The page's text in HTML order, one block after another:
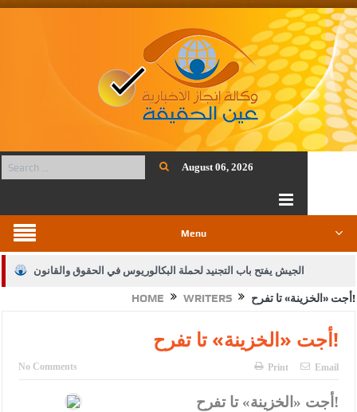
August 06, 2026
Menu
الجيش يفتح باب التجنيد لحملة البكالوريوس في الحقوق والقانون
بيان اجتماع عمّان:دعم الوصاية الهاشمية التاريخية على المقدسات
الإسلامية والمسيحية
الأمن يتلف 16 مليون حبة كبتاجون و1480 كغم مواد مخدرة
النواب يقر مشروع تعديل قانون الملكية العقارية
HOME WRITERS أجت «الخزينة» تا تفرح!
أجت «الخزينة» تا تفرح!
No Comments Print Email
أجت «الخزينة» تا تفرح!